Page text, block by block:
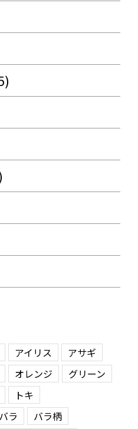
アイリス
アサギ
オレンジ
グリーン
トキ
バラ
バラ柄